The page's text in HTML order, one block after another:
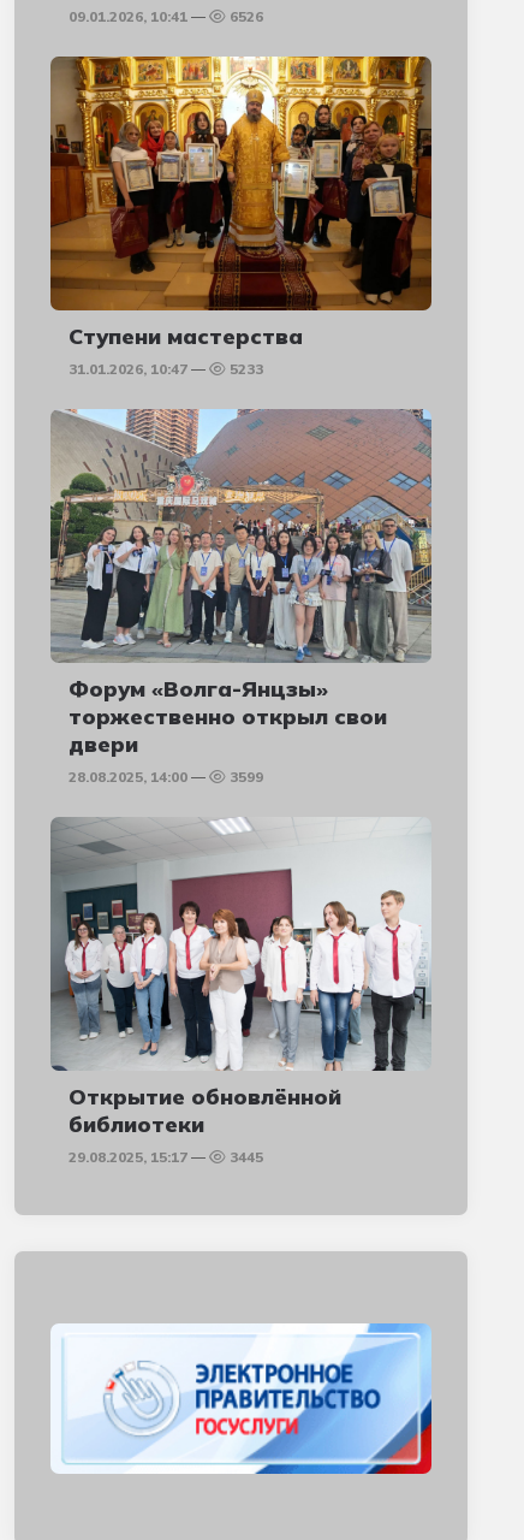
09.01.2026, 10:41 6526
Ступени мастерства
31.01.2026, 10:47 5233
Форум «Волга-Янцзы»
торжественно открыл свои
двери
28.08.2025, 14:00 3599
Открытие обновлённой
библиотеки
29.08.2025, 15:17 3445